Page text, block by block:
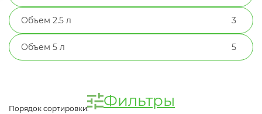
Объем 2.5 л 3
Объем 5 л 5
Фильтры
Порядок сортировки: